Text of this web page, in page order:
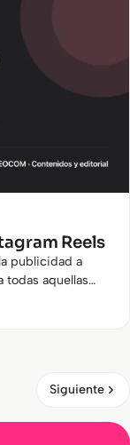
Reels
publicidad a
todas aquellas
formato
Siguiente